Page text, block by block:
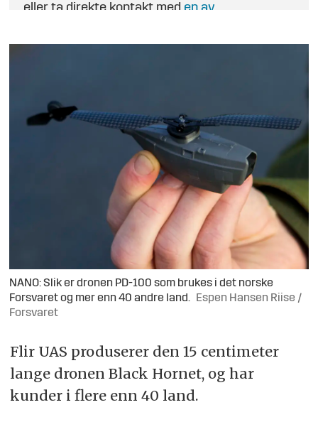
eller ta direkte kontakt med en av
NANO: Slik er dronen PD-100 som brukes i det norske
Forsvaret og mer enn 40 andre land. Espen Hansen Riise /
Forsvaret
Flir UAS produserer den 15 centimeter
lange dronen Black Hornet, og har
kunder i flere enn 40 land.